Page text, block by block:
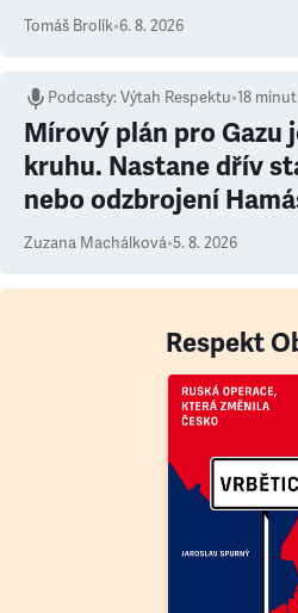
Tomáš Brolík•6. 8. 2026
Podcasty:Výtah Respektu•18 minut
Mírový plán pro Gazu
kruhu. Nastane dřív
nebo odzbrojení
Zuzana Machálková•5. 8. 2026
Respekt